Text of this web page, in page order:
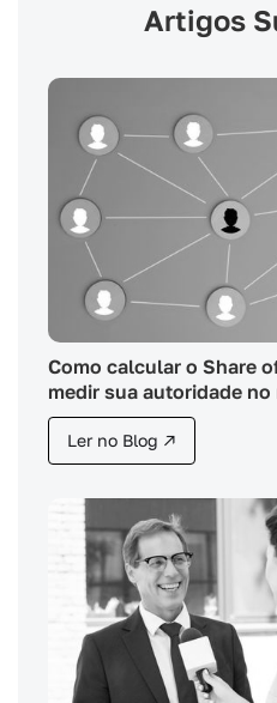
Artigos
Como calcular o Share
medir sua autoridade no
Ler no Blog ↗